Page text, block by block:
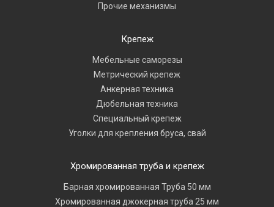
Прочие механизмы
Крепеж
Мебельные саморезы
Метрический крепеж
Анкерная техника
Дюбельная техника
Специальный крепеж
Уголки для крепления бруса, свай
Хромированная труба и крепеж
Барная хромированная Труба 50 мм
Хромированная джокерная труба 25 мм